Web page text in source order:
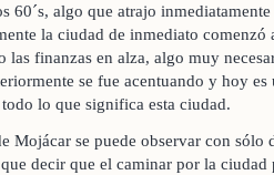
60´s, algo que atrajo
la ciudad de inmediato comenzó
las finanzas en alza, algo muy
se fue acentuando y hoy es
lo que significa esta ciudad.
Mojácar se puede observar con sólo
decir que el caminar por la ciudad